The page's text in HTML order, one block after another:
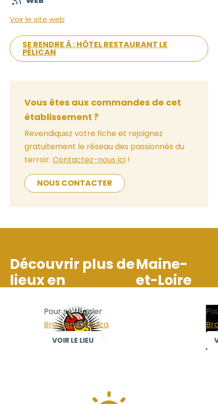
Voir le site web
SE RENDRE À : HÔTEL RESTAURANT LE
PÉLICAN
Vous êtes aux commandes de cet
établissement ?
Revendiquez votre fiche et rejoignez
gratuitement le réseau des passionnés du
terroir. Contactez-nous ici !
NOUS CONTACTER
Découvrir plus de
lieux en
Maine-
et-Loire
Pour se régaler
Brasserie Alpaca
VOIR LE LIEU